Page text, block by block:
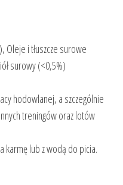
Oleje i tłuszcze surowe
surowy (<0,5%)
hodowlanej, a szczególnie
treningów oraz lotów
karmę lub z wodą do picia.